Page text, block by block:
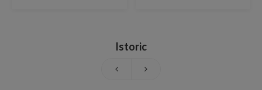
Istoric